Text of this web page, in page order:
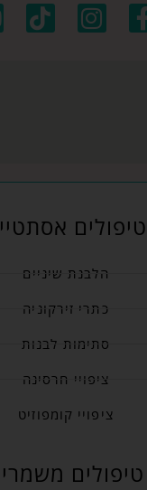
טיפולים אסתטיים
הלבנת שיניים
כתרי זירקוניה
סתימות לבנות
ציפויי חרסינה
ציפויי קומפוזיט
טיפולים משמרים